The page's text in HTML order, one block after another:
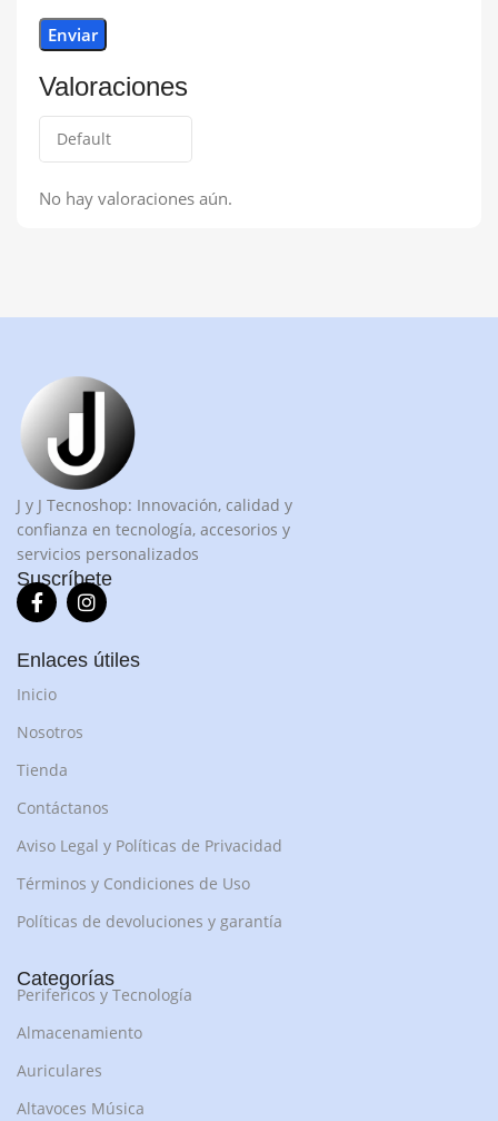
Valoraciones
No hay valoraciones aún.
J y J Tecnoshop: Innovación, calidad y
confianza en tecnología, accesorios y
servicios personalizados
Suscríbete
Enlaces útiles
Inicio
Nosotros
Tienda
Contáctanos
Aviso Legal y Políticas de Privacidad
Términos y Condiciones de Uso
Políticas de devoluciones y garantía
Categorías
Perifericos y Tecnología
Almacenamiento
Auriculares
Altavoces Música